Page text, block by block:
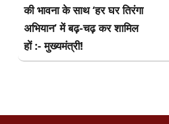
की भावना के साथ ‘हर घर तिरंगा
अभियान’ में बढ़-चढ़ कर शामिल
हों :- मुख्यमंत्री!